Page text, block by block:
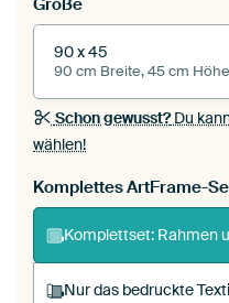
Größe
90 x 45
90 cm Breite, 45 cm Höhe
Schon gewusst?Du
wählen!
Komplettes ArtFrame-
Komplettset: Rahmen
Nur das bedruckte